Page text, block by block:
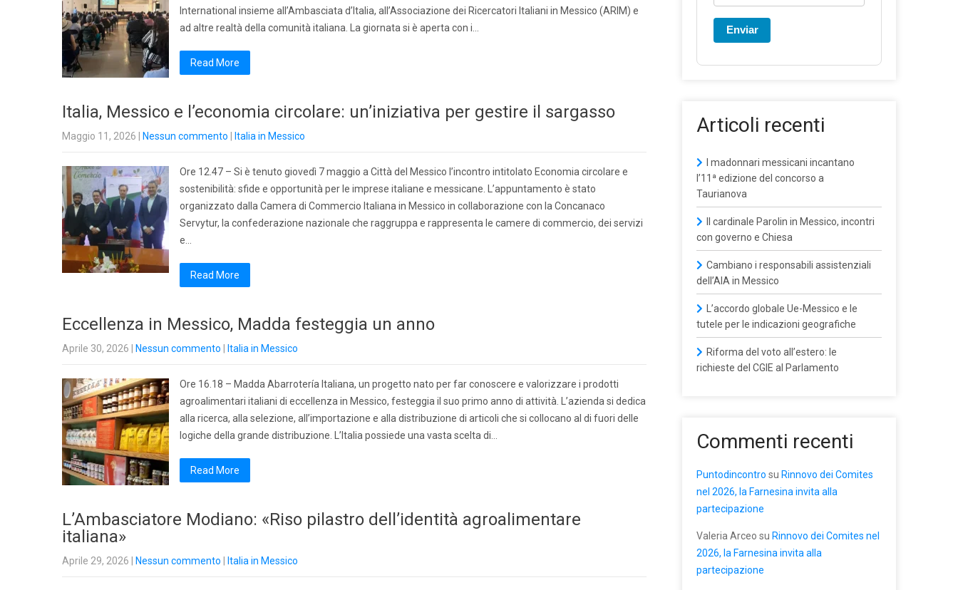
International insieme all’Ambasciata d’Italia, all’Associazione dei Ricercatori Italiani in Messico (ARIM) e
ad altre realtà della comunità italiana. La giornata si è aperta con i…
Read More
Italia, Messico e l’economia circolare: un’iniziativa per gestire il sargasso
Maggio 11, 2026 Nessun commento Italia in Messico
Ore 12.47 – Si è tenuto giovedì 7 maggio a Città del Messico l’incontro intitolato Economia circolare e
sostenibilità: sfide e opportunità per le imprese italiane e messicane. L’appuntamento è stato
organizzato dalla Camera di Commercio Italiana in Messico in collaborazione con la Concanaco
Servytur, la confederazione nazionale che raggruppa e rappresenta le camere di commercio, dei servizi
e…
Read More
Eccellenza in Messico, Madda festeggia un anno
Aprile 30, 2026 Nessun commento Italia in Messico
Ore 16.18 – Madda Abarrotería Italiana, un progetto nato per far conoscere e valorizzare i prodotti
agroalimentari italiani di eccellenza in Messico, festeggia il suo primo anno di attività. L’azienda si dedica
alla ricerca, alla selezione, all’importazione e alla distribuzione di articoli che si collocano al di fuori delle
logiche della grande distribuzione. L’Italia possiede una vasta scelta di…
Read More
L’Ambasciatore Modiano: «Riso pilastro dell’identità agroalimentare
italiana»
Aprile 29, 2026 Nessun commento Italia in Messico
Enviar
Articoli recenti
I madonnari messicani incantano
l’11ª edizione del concorso a
Taurianova
Il cardinale Parolin in Messico, incontri
con governo e Chiesa
Cambiano i responsabili assistenziali
dell’AIA in Messico
L’accordo globale Ue-Messico e le
tutele per le indicazioni geografiche
Riforma del voto all’estero: le
richieste del CGIE al Parlamento
Commenti recenti
Puntodincontro su Rinnovo dei Comites
nel 2026, la Farnesina invita alla
partecipazione
Valeria Arceo su Rinnovo dei Comites nel
2026, la Farnesina invita alla
partecipazione